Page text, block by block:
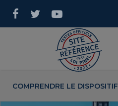
COMPRENDRE LE DISPOSITIF